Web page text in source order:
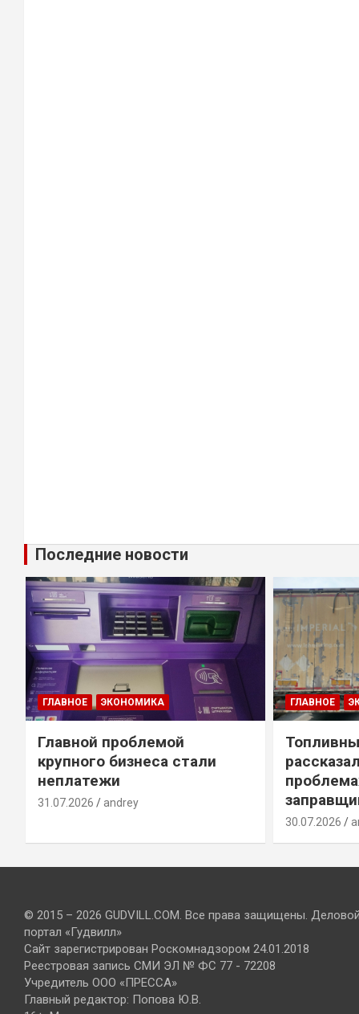
Последние новости
ГЛАВНОЕ ЭКОНОМИКА
Главной проблемой
крупного бизнеса стали
неплатежи
31.07.2026 andrey
ГЛАВНОЕ
30.07.2026
© 2015 – 2026 GUDVILL.COM. Все права защищены.
портал «Гудвилл»
Сайт зарегистрирован Роскомнадзором 24.01.2018
Реестровая запись СМИ ЭЛ № ФС 77 - 72208
Учредитель ООО «ПРЕССА»
Главный редактор: Попова Ю.В.